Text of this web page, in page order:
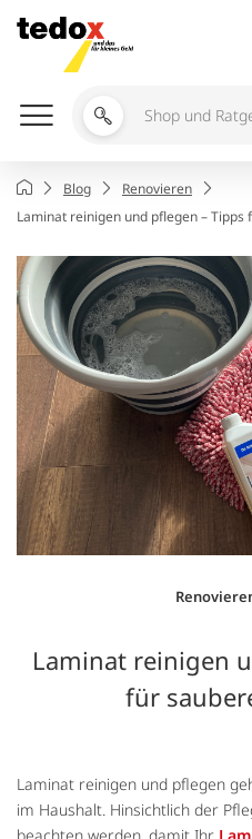
Inhalt
springen
Shop
Ratgeber
durchsuchen
Startseite
Blog
Renovieren
Laminat reinigen und pflegen – Tipps
Laminat reinigen
für
Laminat reinigen und pflegen
im Haushalt. Hinsichtlich der
beachten werden, damit Ihr